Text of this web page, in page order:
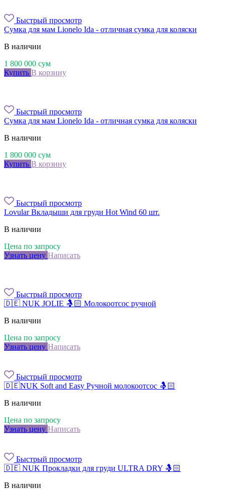
Быстрый просмотр
Сумка для мам Lionelo Ida - отличная сумка для коляски
В наличии
1 800 000 сум
Купить В корзину
Быстрый просмотр
Сумка для мам Lionelo Ida - отличная сумка для коляски
В наличии
1 800 000 сум
Купить В корзину
Быстрый просмотр
Lovular Вкладыши для груди Hot Wind 60 шт.
В наличии
Цена по запросу
Узнать цену Написать
Быстрый просмотр
🇩🇪 NUK JOLIE 🤱🏻 Молокоотсос ручной
В наличии
Цена по запросу
Узнать цену Написать
Быстрый просмотр
🇩🇪NUK Soft and Easy Ручной молокоотсос 🤱🏻
В наличии
Цена по запросу
Узнать цену Написать
Быстрый просмотр
🇩🇪 NUK Прокладки для груди ULTRA DRY 🤱🏻
В наличии